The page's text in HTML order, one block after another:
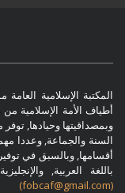
المكتبة الإسلامية
أطياف الأمة الإسلامية
وبمصداقيتها وحيادها,
السنة والجماعة, وعددا
أقسامها, وبالسبق في
باللغة العربية,
(fobcaf@gmail.com)